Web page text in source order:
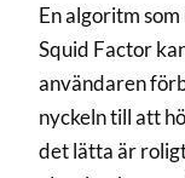
En algoritm
Squid Factor
användaren
nyckeln till att
det lätta är